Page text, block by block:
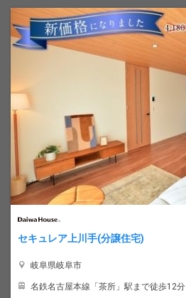
セキュレア上川手(分譲住宅)
岐阜県岐阜市
名鉄名古屋本線「茶所」駅まで徒歩12分